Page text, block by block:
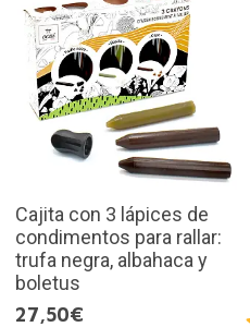
Cajita con 3 lápices de
condimentos para rallar:
trufa negra, albahaca y
boletus
27,50€